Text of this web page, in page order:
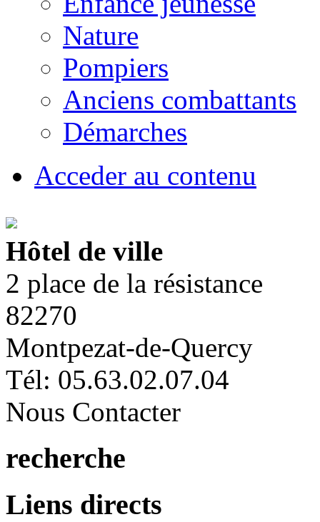
Nature
Pompiers
Anciens combattants
Démarches
Acceder au contenu
Hôtel de ville
2 place de la résistance
82270
Montpezat-de-Quercy
Tél: 05.63.02.07.04
Nous Contacter
recherche
Liens directs